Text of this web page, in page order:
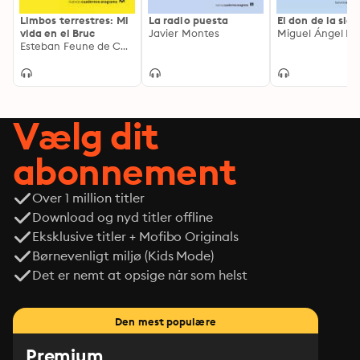
Limbos terrestres: Mi
vida en el Bruc
Esteban Feune de Colombi
La radio puesta
Javier Montes
El don de la
Vælg dit
abonnement
Over 1 million titler
Download og nyd titler offline
Eksklusive titler + Mofibo Originals
Børnevenligt miljø (Kids Mode)
Det er nemt at opsige når som helst
Den mest populære